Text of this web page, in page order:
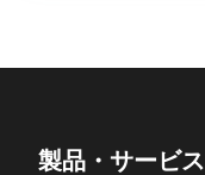
製品・サービス